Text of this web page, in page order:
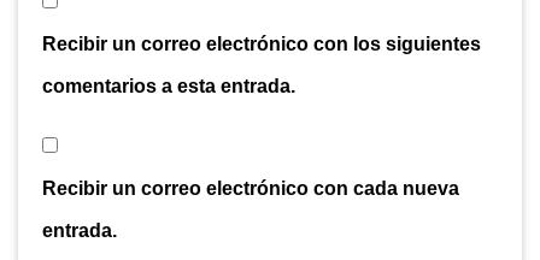
Recibir un correo electrónico con los siguientes
comentarios a esta entrada.
Recibir un correo electrónico con cada nueva
entrada.